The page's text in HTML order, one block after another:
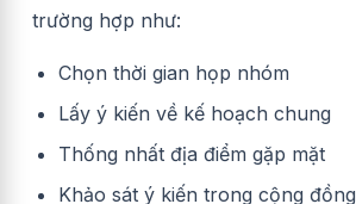
trường hợp như:
Chọn thời gian họp nhóm
Lấy ý kiến về kế hoạch chung
Thống nhất địa điểm gặp mặt
Khảo sát ý kiến trong cộng đồng